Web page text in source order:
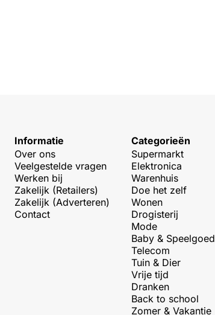
Informatie
Over ons
Veelgestelde vragen
Werken bij
Zakelijk (Retailers)
Zakelijk (Adverteren)
Contact
Categorieën
Supermarkt
Elektronica
Warenhuis
Doe het zelf
Wonen
Drogisterij
Mode
Baby & Speelgoed
Telecom
Tuin & Dier
Vrije tijd
Dranken
Back to school
Zomer & Vakantie